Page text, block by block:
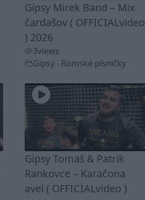
Gipsy Mirek Band – Mix
čardašov ( OFFICIALvideo
) 2026
3views
Gipsy - Romské písničky
Gipsy Tomaš & Patrik
Rankovce – Karačona
avel ( OFFICIALvideo )